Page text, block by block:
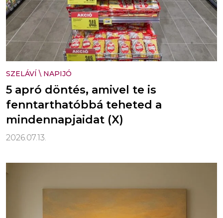
SZELÁVÍ \ NAPIJÓ
5 apró döntés, amivel te is
fenntarthatóbbá teheted a
mindennapjaidat (X)
2026.07.13.